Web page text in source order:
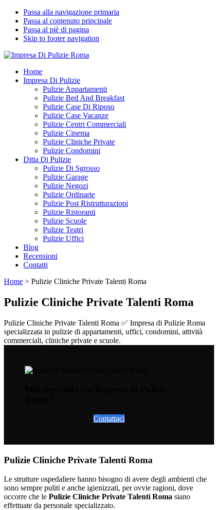
Passa alla navigazione primaria
Passa al contenuto principale
Passa al piè di pagina
Skip to footer navigation
Impresa Di Pulizie Roma
✅ Abitazioni e Attività Commerciali
Home
Impresa Di Pulizie
Pulizie Appartamenti
Pulizie Bed And Breakfast
Pulizie Case Di Riposo
Pulizie Case Vacanze
Pulizie Centri Commerciali
Pulizie Cinema
Pulizie Cliniche Private
Pulizie Condomini
Ditta Di Pulizie
Pulizie Di Sgrosso
Pulizie Garage
Pulizie Negozi
Pulizie Ordinarie
Pulizie Post Ristrutturazioni
Pulizie Ristoranti
Pulizie Scuole
Pulizie Teatri
Pulizie Uffici
Blog
Recensioni
Contatti
Home > Pulizie Cliniche Private Talenti Roma
Pulizie Cliniche Private Talenti Roma
Pulizie Cliniche Private Talenti Roma ✅ Impresa di Pulizie Roma
specializzata in pulizie di appartamenti, uffici, condomini, attività
commerciali, cliniche private e scuole.
Contattaci
Pulizie Cliniche Private Talenti Roma
Le strutture ospedaliere hanno bisogno di avere degli ambienti che
sono sempre puliti e anche igienizzati, per ovvie ragioni, dove
occorre che le Pulizie Cliniche Private Talenti Roma siano
effettuate da personale specializzato.